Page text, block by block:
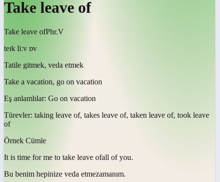
Take leave of
Take leave ofPhr.V
teɪk liːv ɒv
Tatile gitmek, veda etmek
Take a vacation, go on vacation
Eş anlamlılar: Go on vacation
Türevler: taking leave of, takes leave of, taken leave of, took leave
of
Örnek Cümle
It is time for me to take leave ofall of you.
Bu benim hepinize veda etmezamanım.